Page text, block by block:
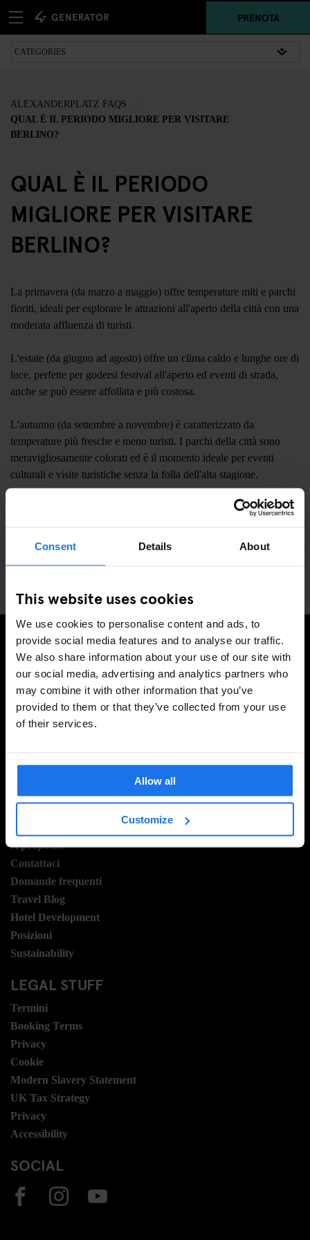
Consent Details About
This website uses cookies
We use cookies to personalise content and ads, to
provide social media features and to analyse our traffic.
We also share information about your use of our site with
our social media, advertising and analytics partners who
may combine it with other information that you’ve
provided to them or that they’ve collected from your use
of their services.
Allow all
Customize
PRENOTA
ALEXANDERPLATZ FAQS
QUAL È IL PERIODO MIGLIORE PER VISITARE
BERLINO?
QUAL È IL PERIODO
MIGLIORE PER VISITARE
BERLINO?
La primavera (da marzo a maggio) offre temperature miti e parchi
fioriti, ideali per esplorare le attrazioni all'aperto della città con una
moderata affluenza di turisti.
L'estate (da giugno ad agosto) offre un clima caldo e lunghe ore di
luce, perfette per godersi festival all'aperto ed eventi di strada,
anche se può essere affollata e più costosa.
L'autunno (da settembre a novembre) è caratterizzato da
temperature più fresche e meno turisti. I parchi della città sono
meravigliosamente colorati ed è il momento ideale per eventi
culturali e visite turistiche senza la folla dell'alta stagione.
L'inverno (da dicembre a febbraio) è più freddo ma offre festosi
conveniente per visitarlo, anche se dovresti essere preparato a
ISCRIVITI ALLA NOSTRA NEWSLETTER PER
RICEVERE TUTTE LE OFFERTE PIÚ ESCLUSIVE
A proposito
Contattaci
Domande frequenti
Travel Blog
Hotel Development
Posizioni
Sustainability
LEGAL STUFF
Termini
Booking Terms
Privacy
Cookie
Modern Slavery Statement
UK Tax Strategy
Privacy
Accessibility
SOCIAL